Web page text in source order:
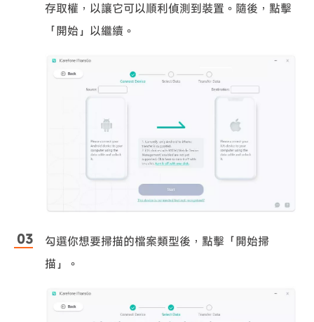
存取權，以讓它可以順利偵測到裝置。隨後，點擊
「開始」以繼續。
勾選你想要掃描的檔案類型後，點擊「開始掃
描」。